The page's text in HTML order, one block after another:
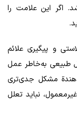
اگر این علامت را
و پیگیری علائم
طبیعی به‌خاطر عمل
مشکل جدی‌تری
نباید تعلل